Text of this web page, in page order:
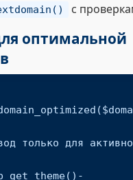
с
оптимальной